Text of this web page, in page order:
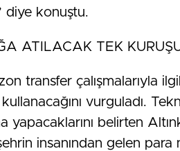
diye konuştu.
ATILACAK TEK
transfer çalışmalarıyla
vurguladı.
yapacaklarını belirten
insanından gelen